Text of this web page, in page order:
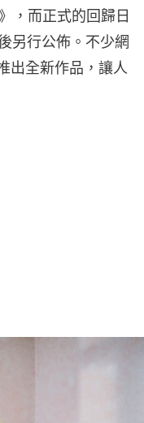
，而正式的回歸日
另行公佈。不少網
出全新作品，讓人